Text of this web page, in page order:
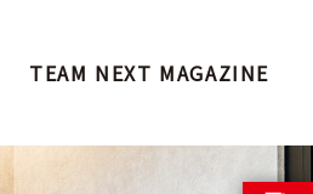
TEAM NEXT MAGAZINE